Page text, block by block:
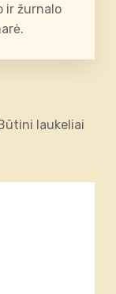
ir žurnalo
laukeliai